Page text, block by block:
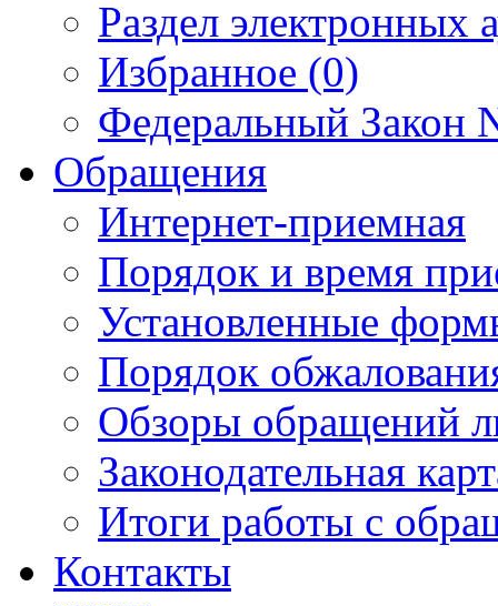
Раздел
Избранное (0)
Федеральный Закон
Обращения
Интернет-приемная
Порядок и время
Установленные
Порядок
Обзоры обращений
Законодательная
Итоги работы с
Контакты